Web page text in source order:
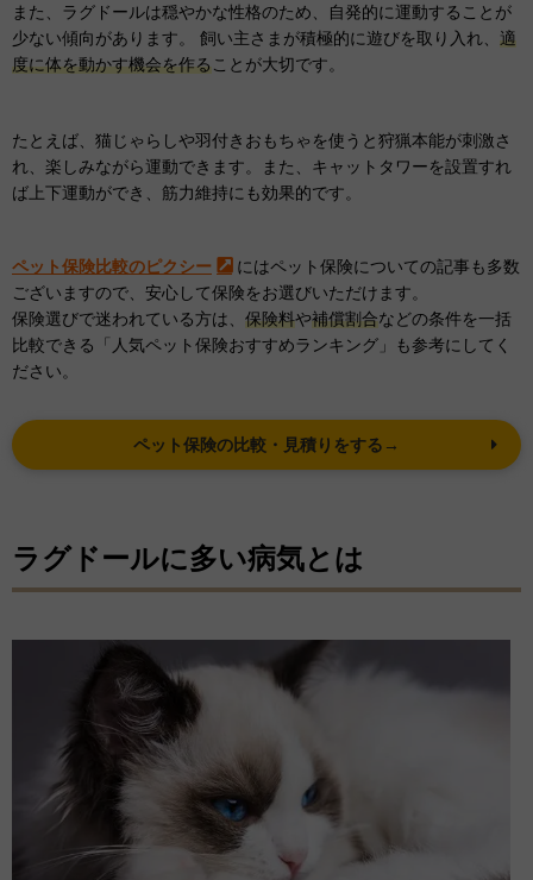
また、ラグドールは穏やかな性格のため、自発的に運動することが
少ない傾向があります。 飼い主さまが積極的に遊びを取り入れ、 適
度に体を動かす機会を作ることが大切です。
たとえば、猫じゃらしや羽付きおもちゃを使うと狩猟本能が刺激さ
れ、楽しみながら運動できます。また、キャットタワーを設置すれ
ば上下運動ができ、筋力維持にも効果的です。
ペット保険比較のピクシー
にはペット保険についての記事も多数
ございますので、安心して保険をお選びいただけます。
保険選びで迷われている方は、 保険料や補償割合などの条件を一括
比較できる「人気ペット保険おすすめランキング」も参考にしてく
ださい。
ペット保険の比較・見積りをする→
ラグドールに多い病気とは